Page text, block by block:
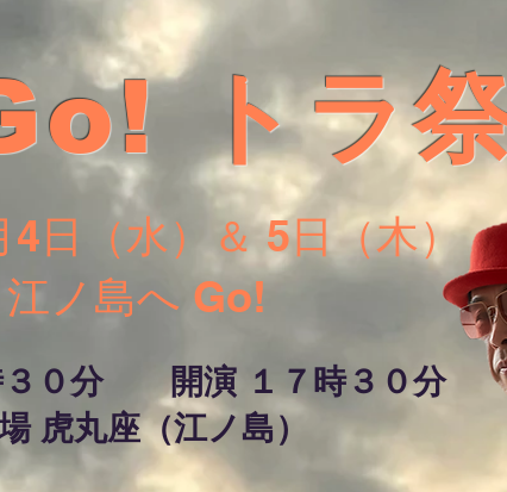
トラ
３０分 開演 １７時３０分
虎丸座（江ノ島）
4日（水）＆ 5日（木）
​江ノ島へ Go!